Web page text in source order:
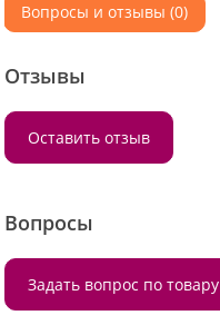
Вопросы и отзывы (0)
Отзывы
Оставить отзыв
Вопросы
Задать вопрос по товару